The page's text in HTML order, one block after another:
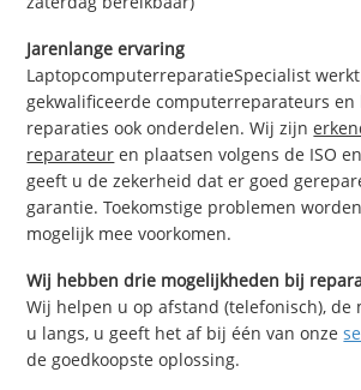
Jarenlange ervaring
LaptopcomputerreparatieSpecialist
gekwalificeerde computerreparateurs en
reparaties ook onderdelen. Wij zijn
reparateur en plaatsen volgens de ISO
geeft u de zekerheid dat er goed
garantie. Toekomstige problemen
mogelijk mee voorkomen.
Wij hebben drie mogelijkheden bij
Wij helpen u op afstand (telefonisch), de
u langs, u geeft het af bij één van onze
de goedkoopste oplossing.